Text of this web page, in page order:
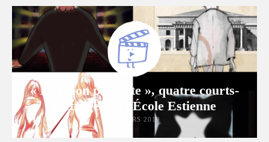
« L’Odéon présente », quatre courts-
métrages de l’École Estienne
21 MARS 2019